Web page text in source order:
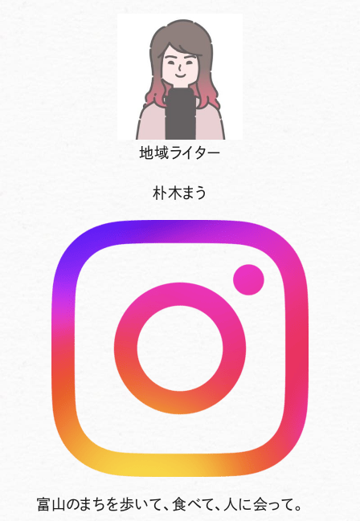
地域ライター
朴木まう
富山のまちを歩いて、食べて、人に会って。